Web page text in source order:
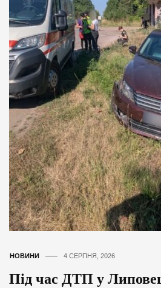
НОВИНИ 4 СЕРПНЯ, 2026
Під час ДТП у